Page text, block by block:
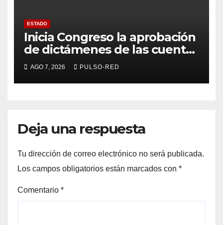
ESTADO
Inicia Congreso la aprobación
de dictámenes de las cuentas
públicas de entes
fiscalizables del ejercicio
fiscal 2025
AGO 7, 2026 PULSO-RED
Deja una respuesta
Tu dirección de correo electrónico no será publicada.
Los campos obligatorios están marcados con *
Comentario *